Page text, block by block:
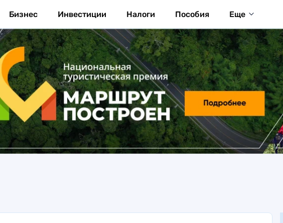
Бизнес Инвестиции Налоги Пособия Еще